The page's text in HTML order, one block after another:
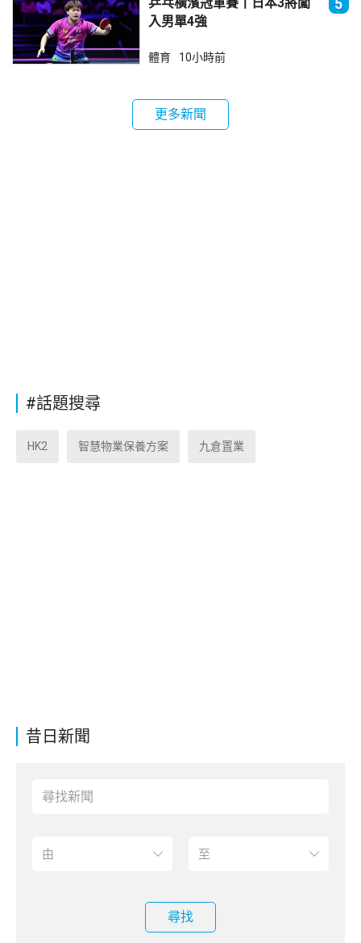
昔日新聞
尋找
入男單4強
5
體育 10小時前
更多新聞
#話題搜尋
HK2 智慧物業保養方案 九倉置業